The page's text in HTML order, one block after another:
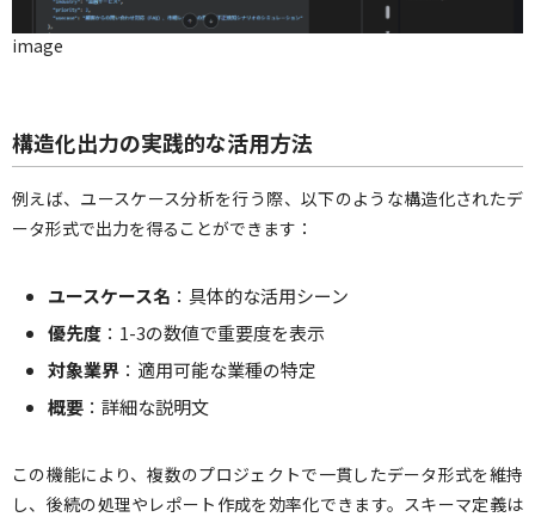
image
構造化出力の実践的な活用方法
例えば、ユースケース分析を行う際、以下のような構造化されたデ
ータ形式で出力を得ることができます：
ユースケース名 ：具体的な活用シーン
優先度 ：1-3の数値で重要度を表示
対象業界 ：適用可能な業種の特定
概要 ：詳細な説明文
この機能により、複数のプロジェクトで一貫したデータ形式を維持
し、後続の処理やレポート作成を効率化できます。スキーマ定義は